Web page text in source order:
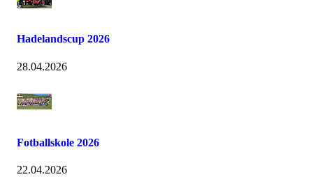
Hadelandscup 2026
28.04.2026
Fotballskole 2026
22.04.2026